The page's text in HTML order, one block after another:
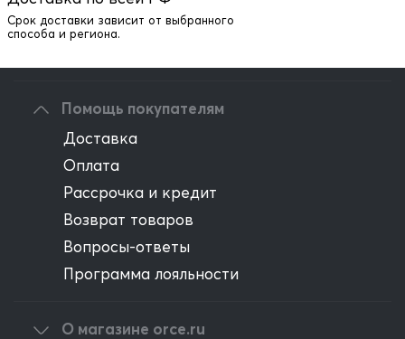
Срок доставки зависит от выбранного
способа и региона.
Написать директору
Помощь покупателям
Доставка
Оплата
Рассрочка и кредит
Возврат товаров
Вопросы-ответы
Программа лояльности
О магазине orce.ru